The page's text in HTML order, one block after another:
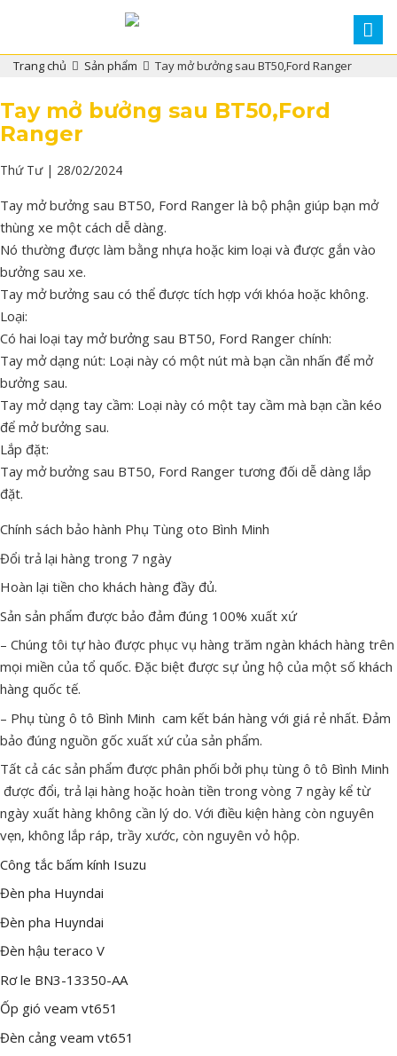
Trang chủ Sản phẩm Tay mở bưởng sau BT50,Ford Ranger
Tay mở bưởng sau BT50,Ford
Ranger
Thứ Tư | 28/02/2024
Tay mở bưởng sau BT50, Ford Ranger là bộ phận giúp bạn mở
thùng xe một cách dễ dàng.
Nó thường được làm bằng nhựa hoặc kim loại và được gắn vào
bưởng sau xe.
Tay mở bưởng sau có thể được tích hợp với khóa hoặc không.
Loại:
Có hai loại tay mở bưởng sau BT50, Ford Ranger chính:
Tay mở dạng nút: Loại này có một nút mà bạn cần nhấn để mở
bưởng sau.
Tay mở dạng tay cầm: Loại này có một tay cầm mà bạn cần kéo
để mở bưởng sau.
Lắp đặt:
Tay mở bưởng sau BT50, Ford Ranger tương đối dễ dàng lắp
đặt.
Chính sách bảo hành Phụ Tùng oto Bình Minh
Đổi trả lại hàng trong 7 ngày
Hoàn lại tiền cho khách hàng đầy đủ.
Sản sản phẩm được bảo đảm đúng 100% xuất xứ
– Chúng tôi tự hào được phục vụ hàng trăm ngàn khách hàng trên
mọi miền của tổ quốc. Đặc biệt được sự ủng hộ của một số khách
hàng quốc tế.
– Phụ tùng ô tô Bình Minh cam kết bán hàng với giá rẻ nhất. Đảm
bảo đúng nguồn gốc xuất xứ của sản phẩm.
Tất cả các sản phẩm được phân phối bởi phụ tùng ô tô Bình Minh
được đổi, trả lại hàng hoặc hoàn tiền trong vòng 7 ngày kể từ
ngày xuất hàng không cần lý do. Với điều kiện hàng còn nguyên
vẹn, không lắp ráp, trầy xước, còn nguyên vỏ hộp.
Công tắc bấm kính Isuzu
Đèn pha Huyndai
Đèn pha Huyndai
Đèn hậu teraco V
Rơ le BN3-13350-AA
Ốp gió veam vt651
Đèn cảng veam vt651